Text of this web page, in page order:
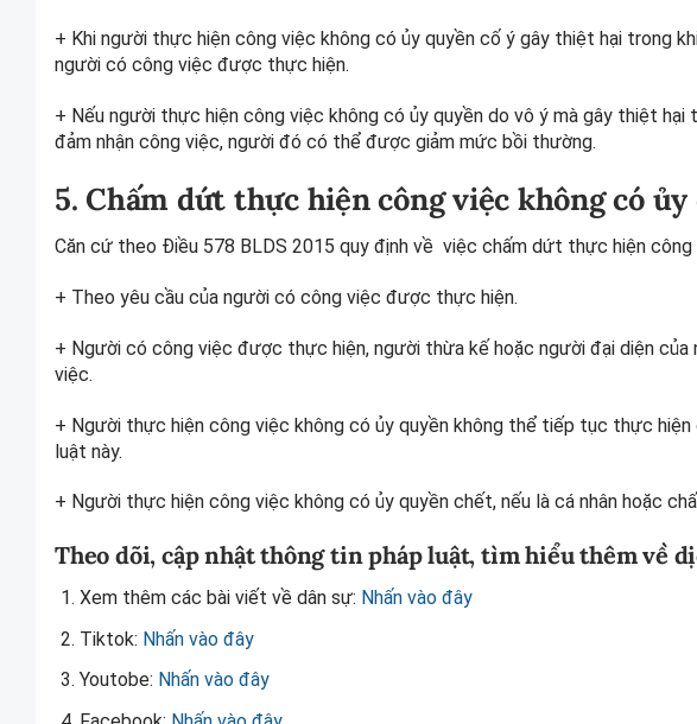
+ Khi người thực hiện công việc không có ủy quyền cố ý gây thiệt hại trong
người có công việc được thực hiện.
+ Nếu người thực hiện công việc không có ủy quyền do vô ý mà gây thiệt
đảm nhận công việc, người đó có thể được giảm mức bồi thường.
5. Chấm dứt thực hiện công việc không có ủy
Căn cứ theo Điều 578 BLDS 2015 quy định về việc chấm dứt thực hiện
+ Theo yêu cầu của người có công việc được thực hiện.
+ Người có công việc được thực hiện, người thừa kế hoặc người đại diện
việc.
+ Người thực hiện công việc không có ủy quyền không thể tiếp tục thực
luật này.
+ Người thực hiện công việc không có ủy quyền chết, nếu là cá nhân hoặc
Theo dõi, cập nhật thông tin pháp luật, tìm hiểu thêm về
Xem thêm các bài viết về dân sự: Nhấn vào đây
Tiktok: Nhấn vào đây
Youtobe: Nhấn vào đây